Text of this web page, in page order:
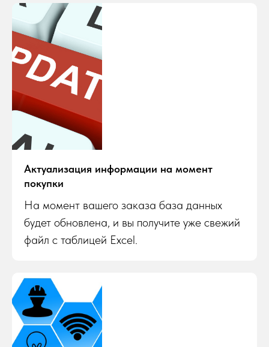
Актуализация информации на момент
покупки
На момент вашего заказа база данных
будет обновлена, и вы получите уже свежий
файл с таблицей Excel.